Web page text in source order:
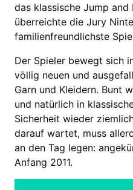
das klassische Jump and
überreichte die Jury
familienfreundlichste
Der Spieler bewegt sich
völlig neuen und
Garn und Kleidern. Bunt
und natürlich in
Sicherheit wieder
darauf wartet, muss
an den Tag legen:
Anfang 2011.